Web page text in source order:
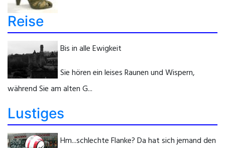
Reise
Bis in alle Ewigkeit
Sie hören ein leises Raunen und Wispern,
während Sie am alten G...
Lustiges
Hm...schlechte Flanke? Da hat sich jemand den